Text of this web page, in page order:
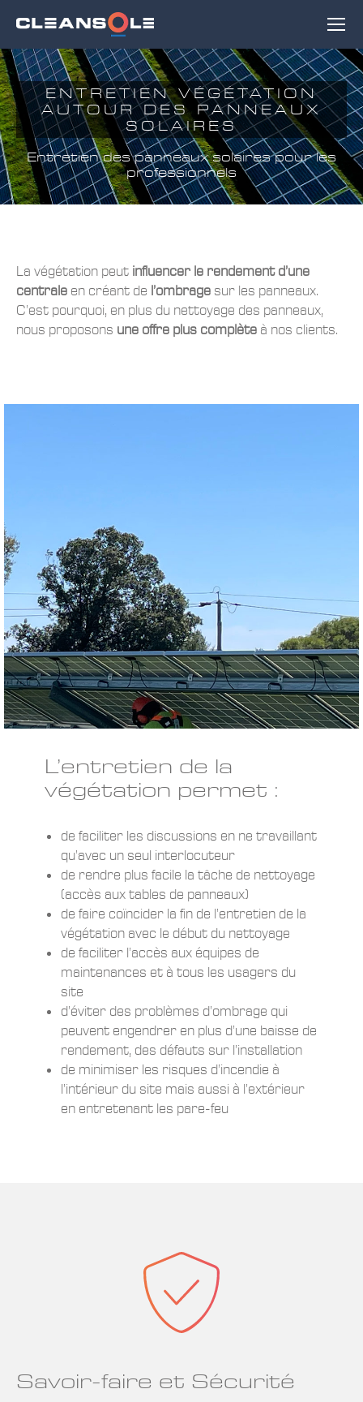
ENTRETIEN VÉGÉTATION
AUTOUR DES PANNEAUX
SOLAIRES
Entretien des panneaux solaires pour les
professionnels
La végétation peut influencer le rendement d’une
centrale en créant de l’ombrage sur les panneaux.
C’est pourquoi, en plus du nettoyage des panneaux,
nous proposons une offre plus complète à nos clients.
L’entretien de la
végétation permet :
de faciliter les discussions en ne travaillant
qu’avec un seul interlocuteur
de rendre plus facile la tâche de nettoyage
(accès aux tables de panneaux)
de faire coïncider la fin de l’entretien de la
végétation avec le début du nettoyage
de faciliter l’accès aux équipes de
maintenances et à tous les usagers du
site
d’éviter des problèmes d’ombrage qui
peuvent engendrer en plus d’une baisse de
rendement, des défauts sur l’installation
de minimiser les risques d’incendie à
l’intérieur du site mais aussi à l’extérieur
en entretenant les pare-feu
Savoir-faire et Sécurité